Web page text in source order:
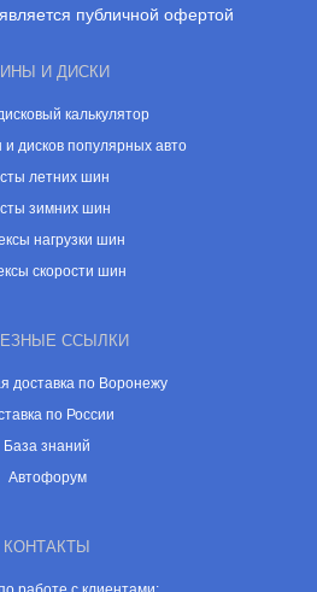
публичной офертой
И ДИСКИ
калькулятор
дисков популярных авто
летних шин
зимних шин
нагрузки шин
скорости шин
ССЫЛКИ
доставка по Воронежу
по России
База знаний
Автофорум
КОНТАКТЫ